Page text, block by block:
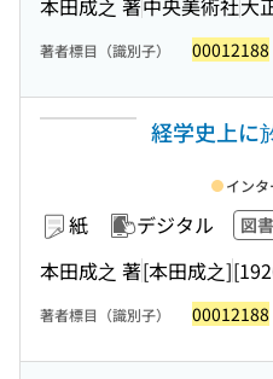
著者標目（識別子） 00012188
経学史上に
紙 デジタル 図書
本田成之 著[本田成之]
イン
著者標目（識別子） 00012188